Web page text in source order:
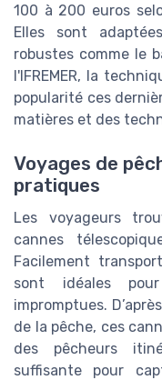
100 à 200 euros
Elles sont
robustes comme le
l'IFREMER, la
popularité ces
matières et des
Voyages de
pratiques
Les voyageurs
cannes
Facilement
sont idéales
impromptues.
de la pêche, ces
des pêcheurs
suffisante pour